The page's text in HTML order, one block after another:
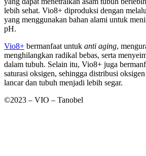
lebih sehat. Vio8+ diproduksi dengan
yang menggunakan bahan alami untuk
pH.
Vio8+ bermanfaat untuk anti aging,
menghilangkan radikal bebas, serta
dalam tubuh. Selain itu, Vio8+ juga
saturasi oksigen, sehingga distribusi
lancar dan tubuh menjadi lebih segar.
©2023 – VIO – Tanobel